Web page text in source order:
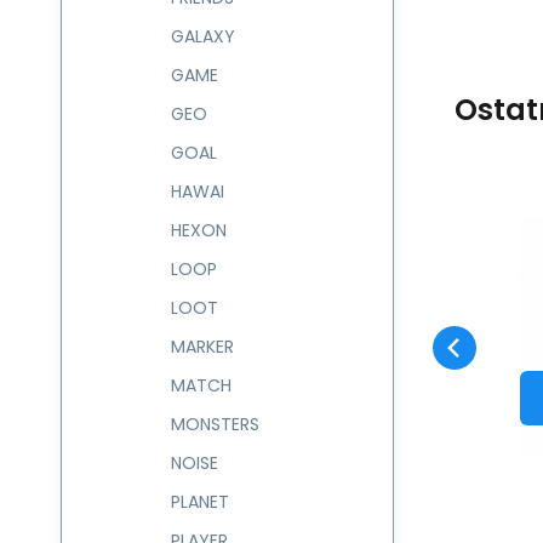
GALAXY
GAME
GEO
GOAL
HAWAI
HEXON
LOOP
LOOT
MARKER
MATCH
MONSTERS
NOISE
PLANET